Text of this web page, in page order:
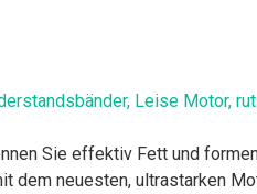
Leise Motor,
Sie effektiv Fett und
dem neuesten, ultrastarken